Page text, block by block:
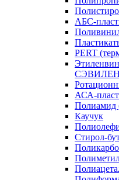
АБС-
PERT
СЭВИЛЕН
АСА-
Каучук
Стирол-